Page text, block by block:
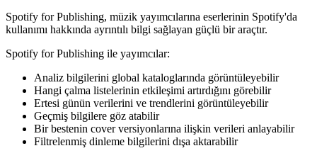
Spotify for Publishing, müzik yayımcılarına eserlerinin Spotify'da
kullanımı hakkında ayrıntılı bilgi sağlayan güçlü bir araçtır.
Spotify for Publishing ile yayımcılar:
Analiz bilgilerini global kataloglarında görüntüleyebilir
Hangi çalma listelerinin etkileşimi artırdığını görebilir
Ertesi günün verilerini ve trendlerini görüntüleyebilir
Geçmiş bilgilere göz atabilir
Bir bestenin cover versiyonlarına ilişkin verileri anlayabilir
Filtrelenmiş dinleme bilgilerini dışa aktarabilir